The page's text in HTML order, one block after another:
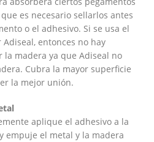
es necesario sellarlos antes
o el adhesivo. Si se usa el
entonces no hay
la madera ya que Adiseal no
Cubra la mayor superficie
la mejor unión.
aplique el adhesivo a la
empuje el metal y la madera